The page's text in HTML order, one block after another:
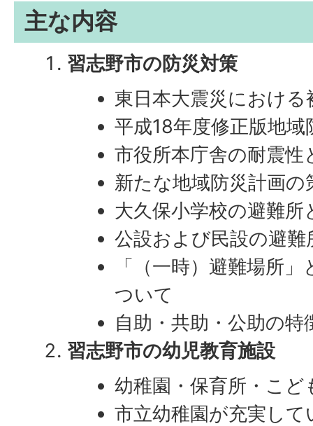
主な内容
習志野市の防災対策
東日本大震災におけ
平成18年度修正版地
市役所本庁舎の耐震
新たな地域防災計画
大久保小学校の避難
公設および民設の避
「（一時）避難場所
ついて
自助・共助・公助の
習志野市の幼児教育施設
幼稚園・保育所・こ
市立幼稚園が充実し